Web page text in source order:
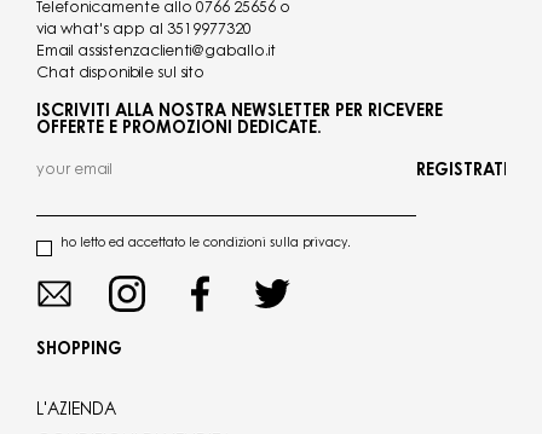
Telefonicamente allo 0766 25656 o
via what's app al 3519977320
Email assistenzaclienti@gaballo.it
Chat disponibile sul sito
ISCRIVITI ALLA NOSTRA NEWSLETTER PER RICEVERE
OFFERTE E PROMOZIONI DEDICATE.
ho letto ed accettato le condizioni sulla privacy.
REGISTRATI
SHOPPING
L'AZIENDA